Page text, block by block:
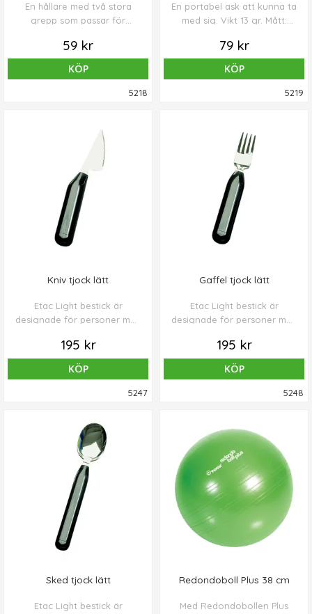
En hållare med två stora
grepp som passar för
Klar näsmugg passar också.
59 kr
KÖP
5218
En portabel ask att kunna ta
med sig. Vikt 13 gr. Mått:
79 kr
KÖP
5219
Kniv tjock lätt
Etac Light bestick är
designade för personer med
hand och arm.
195 kr
KÖP
5247
Gaffel tjock lätt
Etac Light bestick är
designade för personer med
hand och arm.
195 kr
KÖP
5248
Sked tjock lätt
Etac Light bestick är
Redondoboll Plus 38 cm
Med Redondobollen Plus